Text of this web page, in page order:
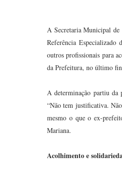
A Secretaria Municipal de
Referência Especializado
outros profissionais para
da Prefeitura, no último
A determinação partiu da
“Não tem justificativa.
mesmo o que o ex-
Mariana.
Acolhimento e